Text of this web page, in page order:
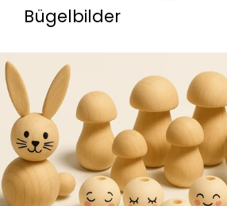
Bügelbilder